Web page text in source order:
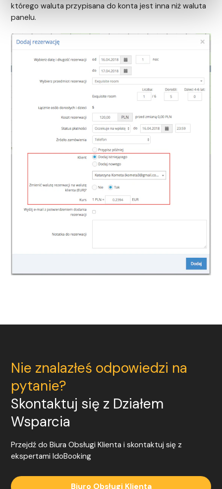
którego waluta przypisana do konta jest inna niż waluta
panelu.
Nie znalazłeś odpowiedzi na
pytanie?
Skontaktuj się z Działem
Wsparcia
Przejdź do Biura Obsługi Klienta i skontaktuj się z
ekspertami IdoBooking
Biuro Obsługi Klienta